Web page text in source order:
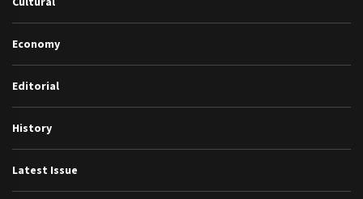
Economy
Editorial
History
Latest Issue